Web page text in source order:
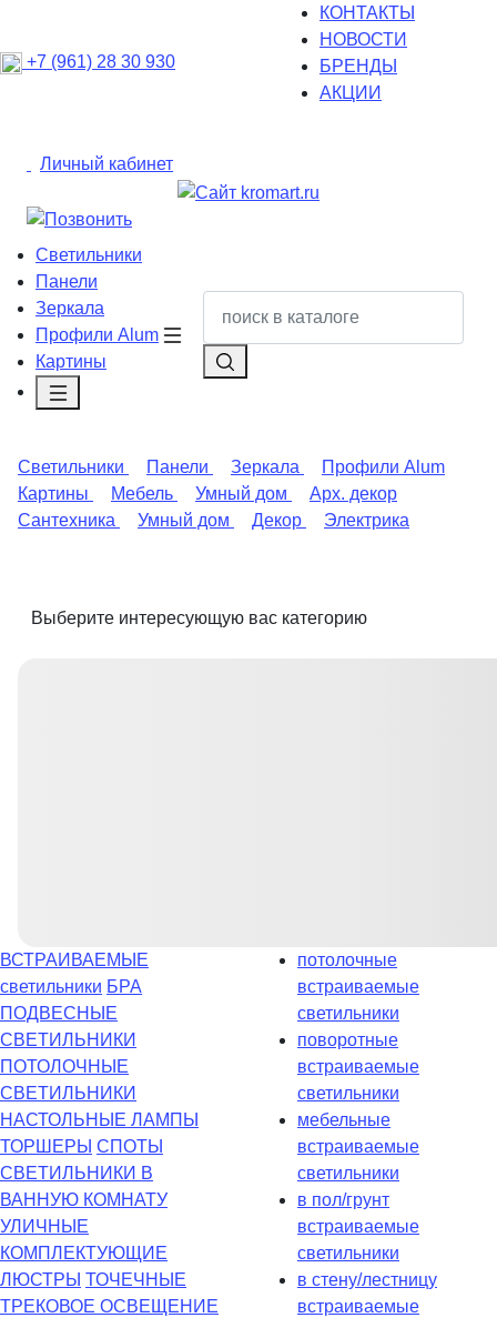
+7 (961) 28 30 930
КОНТАКТЫ
НОВОСТИ
БРЕНДЫ
АКЦИИ
Личный кабинет
Светильники
Панели
Зеркала
Профили Alum
Картины
Светильники Панели Зеркала
Профили Alum
Картины
Мебель Умный дом
Арх. декор
Сантехника
Умный дом Декор Электрика
Выберите интересующую вас категорию
ВСТРАИВАЕМЫЕ
светильники БРА
ПОДВЕСНЫЕ
СВЕТИЛЬНИКИ
ПОТОЛОЧНЫЕ
СВЕТИЛЬНИКИ
НАСТОЛЬНЫЕ ЛАМПЫ
ТОРШЕРЫ СПОТЫ
СВЕТИЛЬНИКИ В
ВАННУЮ КОМНАТУ
УЛИЧНЫЕ
КОМПЛЕКТУЮЩИЕ
ЛЮСТРЫ ТОЧЕЧНЫЕ
ТРЕКОВОЕ ОСВЕЩЕНИЕ
потолочные
встраиваемые
светильники
поворотные
встраиваемые
светильники
мебельные
встраиваемые
светильники
в пол/грунт
встраиваемые
светильники
в стену/лестницу
встраиваемые